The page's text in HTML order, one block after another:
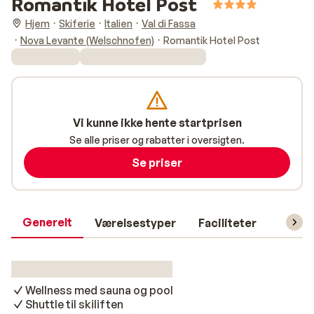
Hjem Skiferie Italien
Val di Fassa
Nova Levante (Welschnofen)
Romantik Hotel Post
Generelt Værelsestyper Faciliteter
Wellness med sauna og pool
Shuttle til skiliften
Vi kunne ikke hente startprisen
Se alle priser og rabatter i oversigten.
Se priser